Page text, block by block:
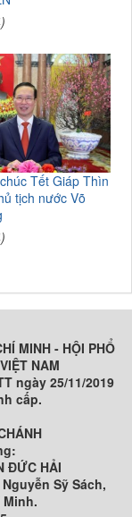
Tết Giáp Thìn
tịch nước Võ
MINH - HỘI PHỔ
NAM
ngày 25/11/2019
cấp.
ĐỨC HẢI
Sỹ Sách,
Minh.